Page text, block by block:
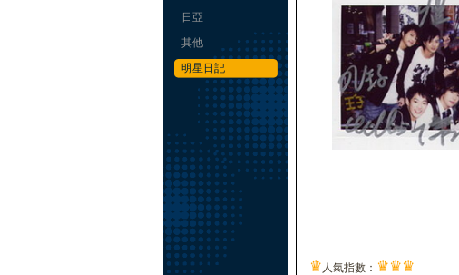
日亞
其他
明星日記
♛ 人氣指數： ♛♛♛